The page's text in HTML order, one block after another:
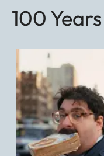
100